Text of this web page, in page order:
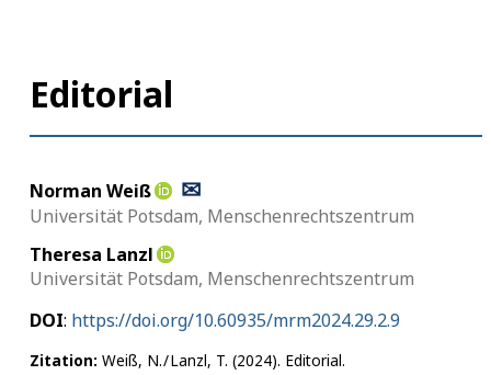
Editorial
Norman Weiß ✉
Universität Potsdam, Menschenrechtszentrum
Theresa Lanzl
Universität Potsdam, Menschenrechtszentrum
DOI: https://doi.org/10.60935/mrm2024.29.2.9
Zitation:Weiß, N. / Lanzl, T. (2024). Editorial.